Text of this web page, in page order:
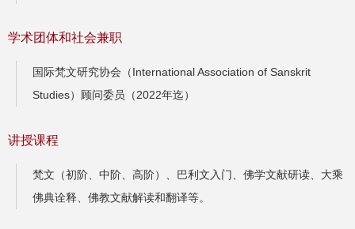
学术团体和社会兼职
国际梵文研究协会（International Association of Sanskrit
Studies）顾问委员（2022年迄）
讲授课程
梵文（初阶、中阶、高阶）、巴利文入门、佛学文献研读、大乘
佛典诠释、佛教文献解读和翻译等。